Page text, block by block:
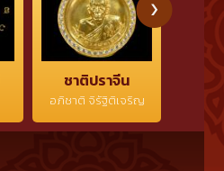
ชาติปราจีน
อภิชาติ จิรัฐิติเจริญ วิทย